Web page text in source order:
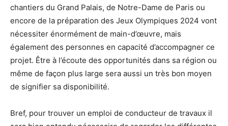
chantiers du Grand Palais, de Notre-Dame de Paris ou
encore de la préparation des Jeux Olympiques 2024 vont
nécessiter énormément de main-d’œuvre, mais
également des personnes en capacité d’accompagner ce
projet. Être à l’écoute des opportunités dans sa région ou
même de façon plus large sera aussi un très bon moyen
de signifier sa disponibilité.
Bref, pour trouver un emploi de conducteur de travaux il